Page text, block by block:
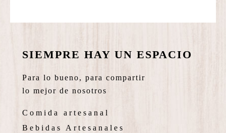
desde
hasta
SIEMPRE HAY UN ESPACIO
Para lo bueno, para compartir
lo mejor de nosotros
Comida artesanal
Bebidas Artesanales